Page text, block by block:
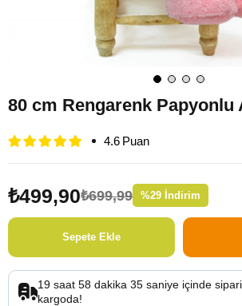
80 cm Rengarenk Papyonlu
4.6
₺699,99
₺499,90 %29 İndirim
19 saat 58 dakika 34 saniye içinde
kargoda!